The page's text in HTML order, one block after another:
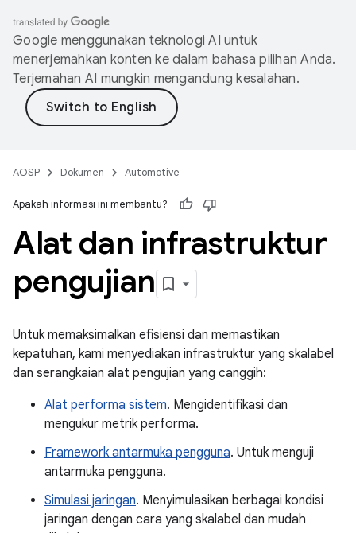
Google menggunakan teknologi AI untuk
menerjemahkan konten ke dalam bahasa pilihan Anda.
Terjemahan AI mungkin mengandung kesalahan.
AOSP Dokumen Automotive
Apakah informasi ini membantu?
Alat dan infrastruktur
pengujian
Untuk memaksimalkan efisiensi dan memastikan
kepatuhan, kami menyediakan infrastruktur yang skalabel
dan serangkaian alat pengujian yang canggih:
Alat performa sistem. Mengidentifikasi dan
mengukur metrik performa.
Framework antarmuka pengguna. Untuk menguji
antarmuka pengguna.
Simulasi jaringan. Menyimulasikan berbagai kondisi
jaringan dengan cara yang skalabel dan mudah